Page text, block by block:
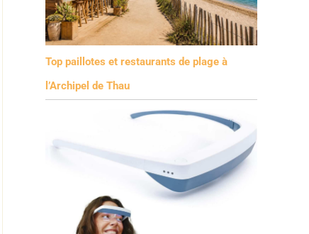
Top paillotes et restaurants de plage à
l’Archipel de Thau